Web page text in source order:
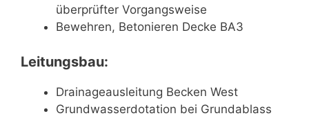
überprüfter Vorgangsweise
Bewehren, Betonieren Decke BA3
Leitungsbau:
Drainageausleitung Becken West
Grundwasserdotation bei Grundablass